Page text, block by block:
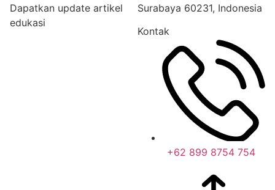
Dapatkan update artikel
edukasi
Surabaya 60231, Indonesia
Kontak
+62 899 8754 754